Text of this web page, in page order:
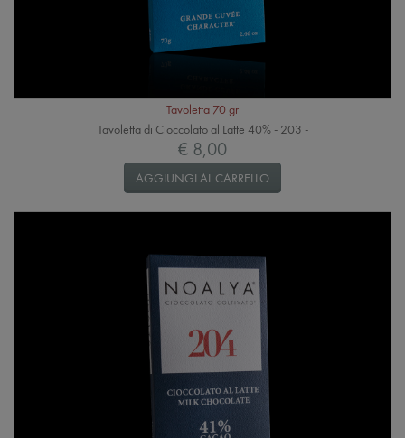
Tavoletta 70 gr
Tavoletta di Cioccolato al Latte 40% - 203 -
€ 8,00
AGGIUNGI AL CARRELLO